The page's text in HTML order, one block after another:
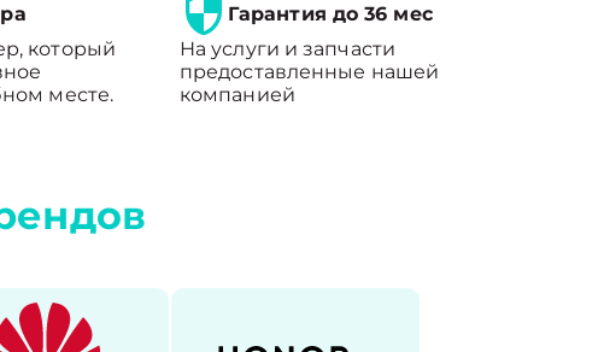
который
месте.
Гарантия до 36 мес
На услуги и запчасти
предоставленные нашей
компанией